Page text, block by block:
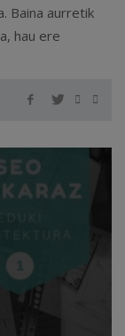
Baina aurretik
hau ere